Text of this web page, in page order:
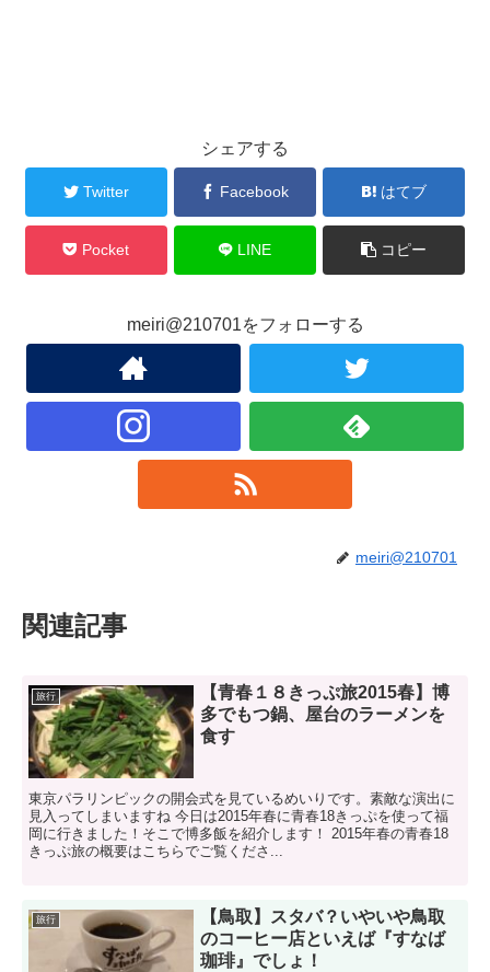
シェアする
Twitter Facebook はてブ
Pocket LINE コピー
meiri@210701をフォローする
meiri@210701
関連記事
旅行
【青春１８きっぷ旅2015春】博
多でもつ鍋、屋台のラーメンを
食す
東京パラリンピックの開会式を見ているめいりです。素敵な演出に
見入ってしまいますね 今日は2015年春に青春18きっぷを使って福
岡に行きました！そこで博多飯を紹介します！ 2015年春の青春18
きっぷ旅の概要はこちらでご覧くださ...
旅行
【鳥取】スタバ？いやいや鳥取
のコーヒー店といえば『すなば
珈琲』でしょ！